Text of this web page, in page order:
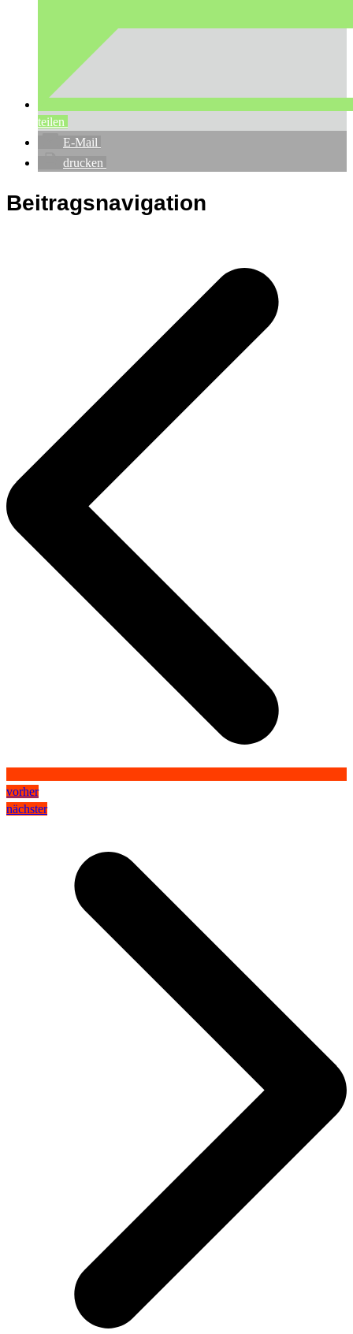
teilen
E-Mail
drucken
Beitragsnavigation
vorher
nächster